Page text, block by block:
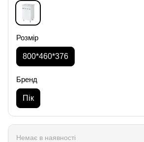
Розмір
800*460*376
Бренд
Пік
Немає в наявності